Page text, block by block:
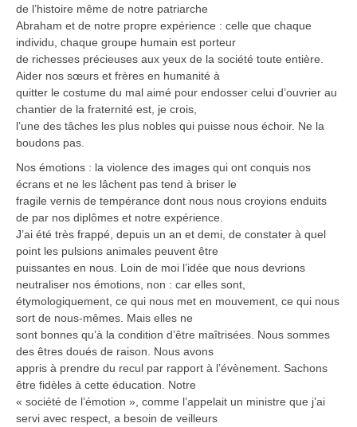
de l’histoire même de notre patriarche
Abraham et de notre propre expérience : celle que chaque
individu, chaque groupe humain est porteur
de richesses précieuses aux yeux de la société toute entière.
Aider nos sœurs et frères en humanité à
quitter le costume du mal aimé pour endosser celui d’ouvrier au
chantier de la fraternité est, je crois,
l’une des tâches les plus nobles qui puisse nous échoir. Ne la
boudons pas.
Nos émotions : la violence des images qui ont conquis nos
écrans et ne les lâchent pas tend à briser le
fragile vernis de tempérance dont nous nous croyions enduits
de par nos diplômes et notre expérience.
J’ai été très frappé, depuis un an et demi, de constater à quel
point les pulsions animales peuvent être
puissantes en nous. Loin de moi l’idée que nous devrions
neutraliser nos émotions, non : car elles sont,
étymologiquement, ce qui nous met en mouvement, ce qui nous
sort de nous-mêmes. Mais elles ne
sont bonnes qu’à la condition d’être maîtrisées. Nous sommes
des êtres doués de raison. Nous avons
appris à prendre du recul par rapport à l’évènement. Sachons
être fidèles à cette éducation. Notre
« société de l’émotion », comme l’appelait un ministre que j’ai
servi avec respect, a besoin de veilleurs